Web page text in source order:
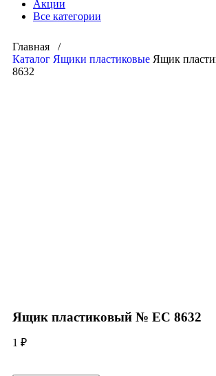
Акции
Все категории
Главная /
Каталог Ящики пластиковые Ящик
8632
Ящик пластиковый № ЕС 8632
1 ₽